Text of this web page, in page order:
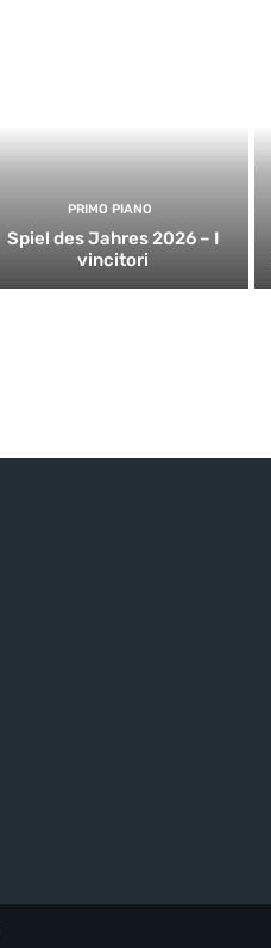
PRIMO PIANO
Spiel des Jahres 2026 – I
vincitori